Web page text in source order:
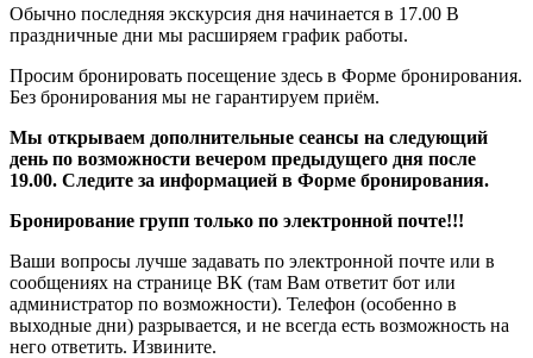
Обычно последняя экскурсия дня начинается в 17.00 В
праздничные дни мы расширяем график работы.
Просим бронировать посещение здесь в Форме бронирования.
Без бронирования мы не гарантируем приём.
Мы открываем дополнительные сеансы на следующий
день по возможности вечером предыдущего дня после
19.00. Следите за информацией в Форме бронирования.
Бронирование групп только по электронной почте!!!
Ваши вопросы лучше задавать по электронной почте или в
сообщениях на странице ВК (там Вам ответит бот или
администратор по возможности). Телефон (особенно в
выходные дни) разрывается, и не всегда есть возможность на
него ответить. Извините.